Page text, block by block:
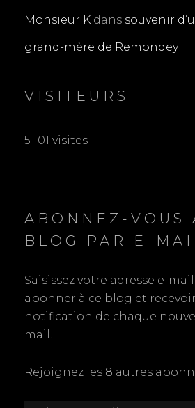
Monsieur K dans souvenir
grand-mère de Remondey
VISITEURS
5 101 visites
ABONNEZ-VOUS
BLOG PAR E-
Saisissez votre adresse e-
abonner à ce blog et
notification de chaque
mail.
Rejoignez les 8 autres